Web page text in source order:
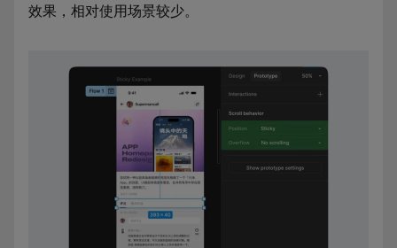
效果，相对使用场景较少。